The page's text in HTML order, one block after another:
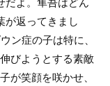
が返ってきまし
ン症の子は特に、
びようとする素敵
が笑顔を咲かせ、